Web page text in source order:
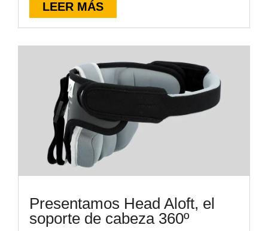
LEER MÁS
Presentamos Head Aloft, el
soporte de cabeza 360º